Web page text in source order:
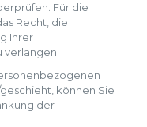
Für die
Recht, die
Ihrer
können Sie
der